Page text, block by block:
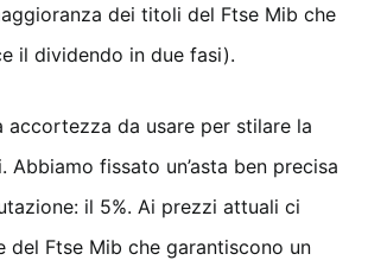
dei titoli del Ftse Mib che
il dividendo in due fasi).
accortezza da usare per stilare la
Abbiamo fissato un’asta ben precisa
il 5%. Ai prezzi attuali ci
del Ftse Mib che garantiscono un